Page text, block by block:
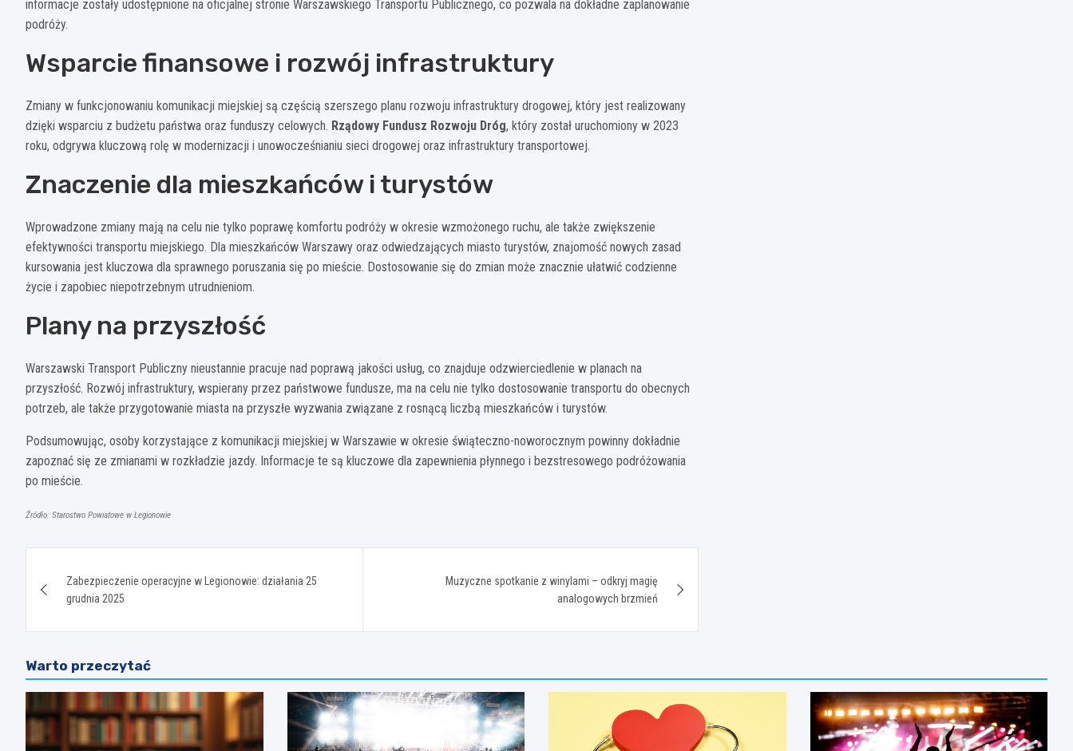
informacje zostały udostępnione na oficjalnej stronie Warszawskiego Transportu Publicznego, co pozwala na dokładne zaplanowanie
podróży.
Wsparcie finansowe i rozwój infrastruktury
Zmiany w funkcjonowaniu komunikacji miejskiej są częścią szerszego planu rozwoju infrastruktury drogowej, który jest realizowany
dzięki wsparciu z budżetu państwa oraz funduszy celowych. Rządowy Fundusz Rozwoju Dróg, który został uruchomiony w 2023
roku, odgrywa kluczową rolę w modernizacji i unowocześnianiu sieci drogowej oraz infrastruktury transportowej.
Znaczenie dla mieszkańców i turystów
Wprowadzone zmiany mają na celu nie tylko poprawę komfortu podróży w okresie wzmożonego ruchu, ale także zwiększenie
efektywności transportu miejskiego. Dla mieszkańców Warszawy oraz odwiedzających miasto turystów, znajomość nowych zasad
kursowania jest kluczowa dla sprawnego poruszania się po mieście. Dostosowanie się do zmian może znacznie ułatwić codzienne
życie i zapobiec niepotrzebnym utrudnieniom.
Plany na przyszłość
Warszawski Transport Publiczny nieustannie pracuje nad poprawą jakości usług, co znajduje odzwierciedlenie w planach na
przyszłość. Rozwój infrastruktury, wspierany przez państwowe fundusze, ma na celu nie tylko dostosowanie transportu do obecnych
potrzeb, ale także przygotowanie miasta na przyszłe wyzwania związane z rosnącą liczbą mieszkańców i turystów.
Podsumowując, osoby korzystające z komunikacji miejskiej w Warszawie w okresie świąteczno-noworocznym powinny dokładnie
zapoznać się ze zmianami w rozkładzie jazdy. Informacje te są kluczowe dla zapewnienia płynnego i bezstresowego podróżowania
po mieście.
Źródło: Starostwo Powiatowe w Legionowie
wpisu
Zabezpieczenie operacyjne w Legionowie: działania 25
grudnia 2025
Muzyczne spotkanie z winylami – odkryj magię
analogowych brzmień
Warto przeczytać